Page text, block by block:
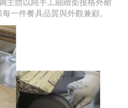
主體以純手工細緻銜接格外耐
一件餐具品質與外觀兼顧。